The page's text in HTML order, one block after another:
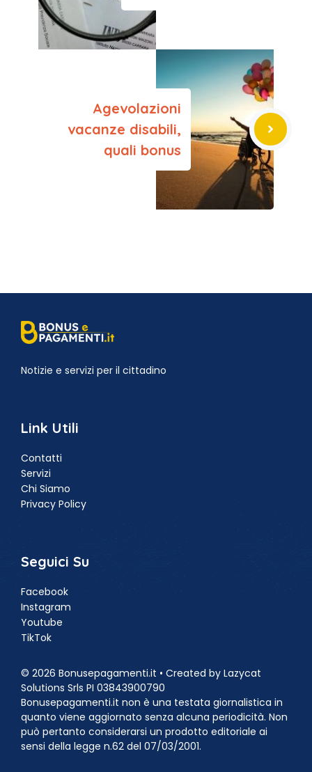
Agevolazioni
vacanze disabili,
quali bonus
Notizie e servizi per il cittadino
Link Utili
Contatti
Servizi
Chi Siamo
Privacy Policy
Seguici Su
Facebook
Instagram
Youtube
TikTok
© 2026 Bonusepagamenti.it • Created by Lazycat
Solutions Srls PI 03843900790
Bonusepagamenti.it non è una testata giornalistica in
quanto viene aggiornato senza alcuna periodicità. Non
può pertanto considerarsi un prodotto editoriale ai
sensi della legge n.62 del 07/03/2001.